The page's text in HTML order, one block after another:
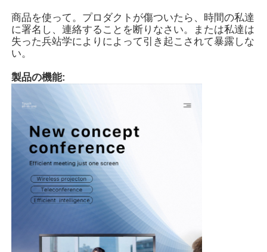
スマートなナノの黒板
会議室の相互表示
デジタル縦の表記
相互キオスクを立てる床
相互フラット パネル
横のタッチ画面のキオスク
商品を使って。プロダクトが傷ついたら、時間の私達
に署名し、連絡することを断りなさい。または私達は
失った兵站学によりによって引き起こされて暴露しな
い。
製品の機能: